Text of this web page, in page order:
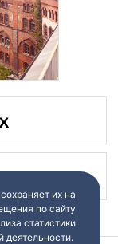
их на
по сайту
статистики
деятельности.